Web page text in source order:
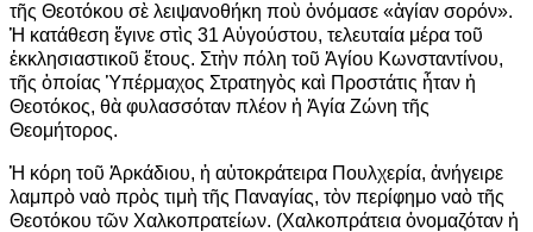
τῆς Θεοτόκου σὲ λειψανοθήκη ποὺ ὀνόμασε «ἁγίαν σορόν».
Ἡ κατάθεση ἔγινε στὶς 31 Αὐγούστου, τελευταία μέρα τοῦ
ἐκκλησιαστικοῦ ἔτους. Στὴν πόλη τοῦ Ἁγίου Κωνσταντίνου,
τῆς ὁποίας Ὑπέρμαχος Στρατηγὸς καὶ Προστάτις ἦταν ἡ
Θεοτόκος, θὰ φυλασσόταν πλέον ἡ Ἁγία Ζώνη τῆς
Θεομήτορος.
Ἡ κόρη τοῦ Ἀρκάδιου, ἡ αὐτοκράτειρα Πουλχερία, ἀνήγειρε
λαμπρὸ ναὸ πρὸς τιμὴ τῆς Παναγίας, τὸν περίφημο ναὸ τῆς
Θεοτόκου τῶν Χαλκοπρατείων. (Χαλκοπράτεια ὀνομαζόταν ἡ